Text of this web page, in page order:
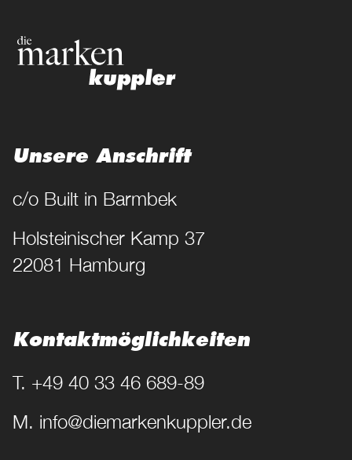
Unsere Anschrift
c/o Built in Barmbek
Holsteinischer Kamp 37
22081 Hamburg
Kontakt­möglichkeiten
T. +49 40 33 46 689-89
M. info@diemarkenkuppler.de